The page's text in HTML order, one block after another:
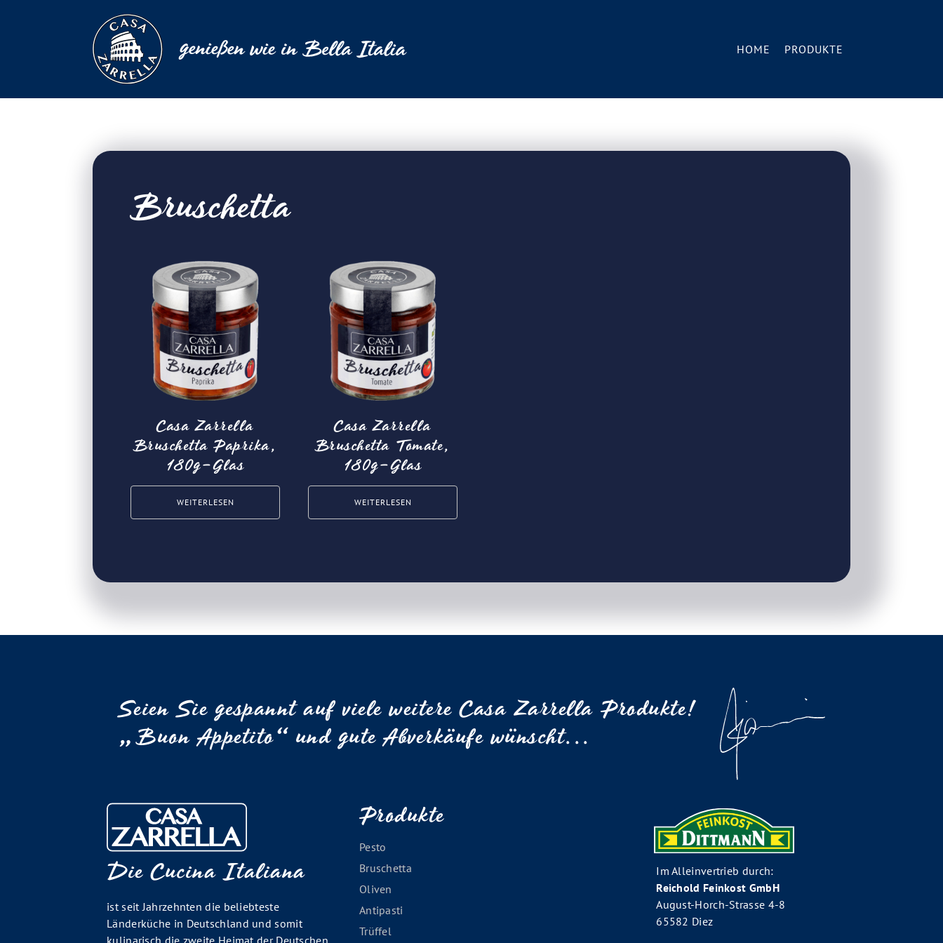
HOME PRODUKTE
Bruschetta
Casa Zarrella
Bruschetta Paprika,
180g-Glas
WEITERLESEN
Casa Zarrella
Bruschetta Tomate,
180g-Glas
WEITERLESEN
Seien Sie gespannt auf viele weitere Casa Zarrella Produkte!
„Buon Appetito“ und gute Abverkäufe wünscht...
Die Cucina Italiana
ist seit Jahrzehnten die beliebteste
Länderküche in Deutschland und somit
kulinarisch die zweite Heimat der Deutschen.
Produkte
Pesto
Bruschetta
Oliven
Antipasti
Trüffel
Im Alleinvertrieb durch:
Reichold Feinkost GmbH
August-Horch-Strasse 4-8
65582 Diez